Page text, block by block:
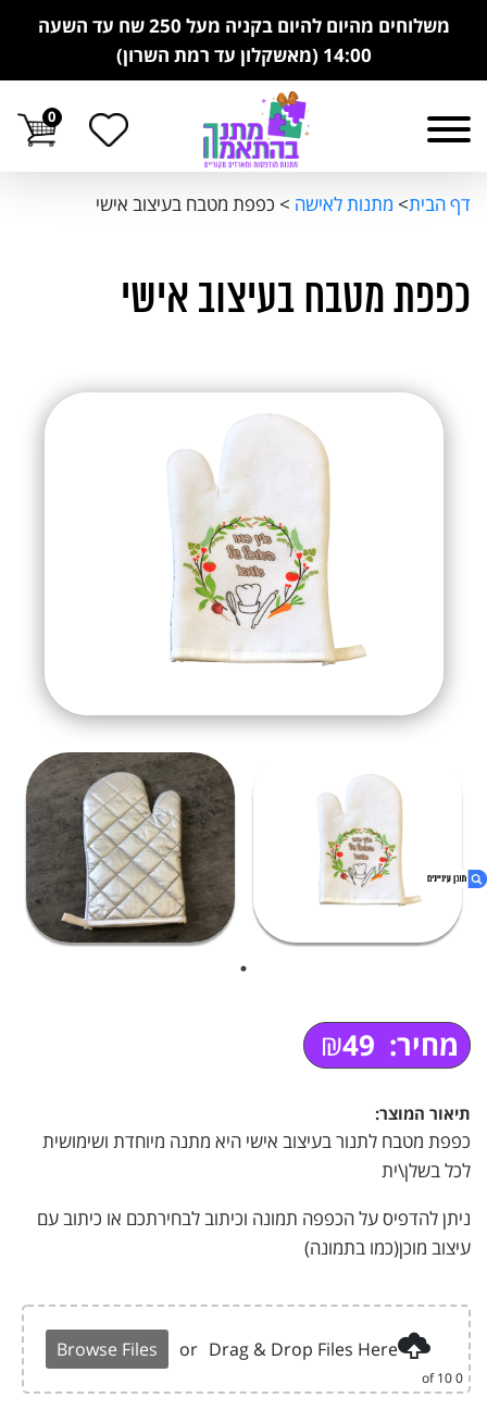
3. חוות דעת
4. ליצירת קשר
6. שדרוגים ותוספות
משלוחים מהיום להיום בקניה מעל 250 שח עד השעה
14:00 (מאשקלון עד רמת השרון)
0
דף הבית> מתנות לאישה > כפפת מטבח בעיצוב אישי
כפפת מטבח בעיצוב אישי
מחיר: ₪49
תיאור המוצר:
כפפת מטבח לתנור בעיצוב אישי היא מתנה מיוחדת ושימושית
לכל בשלן\ית
ניתן להדפיס על הכפפה תמונה וכיתוב לבחירתכם או כיתוב עם
עיצוב מוכן(כמו בתמונה)
Drag & Drop Files Here
or
Browse Files
0